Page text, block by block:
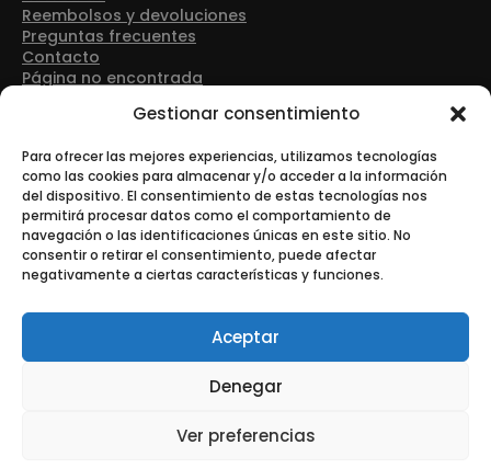
Gestionar consentimiento
Para ofrecer las mejores experiencias, utilizamos tecnologías
como las cookies para almacenar y/o acceder a la información
del dispositivo. El consentimiento de estas tecnologías nos
permitirá procesar datos como el comportamiento de
navegación o las identificaciones únicas en este sitio. No
consentir o retirar el consentimiento, puede afectar
negativamente a ciertas características y funciones.
Aceptar
Denegar
Ver preferencias
Reembolsos y devoluciones
Preguntas frecuentes
Contacto
Página no encontrada
Dirección: Avenida Las Retamas 50, 28922, Alcorcón
Teléfono: +34 916 43 91 88
Correo electrónico: info@tonerurgente.com
© Copyright - Tonerurgente All Rights Reserved.